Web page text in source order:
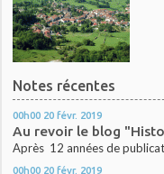
Notes récentes
00h00 20 févr. 2019
Au revoir le blog
Après 12 années de
00h00 20 févr. 2019